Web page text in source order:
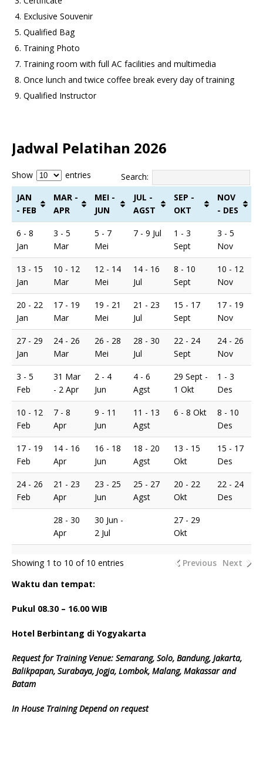
Exclusive Souvenir
Qualified Bag
Training Photo
Training room with full AC facilities and multimedia
Once lunch and twice coffee break every day of training
Qualified Instructor
Jadwal Pelatihan 2026
Show entries
Search:
JAN
- FEB
MAR -
APR
MEI -
JUN
JUL -
AGST
SEP -
OKT
NOV
- DES
6 - 8
Jan
3 - 5
Mar
5 - 7
Mei
7 - 9 Jul
1 - 3
Sept
3 - 5
Nov
13 - 15
Jan
10 - 12
Mar
12 - 14
Mei
14 - 16
Jul
8 - 10
Sept
10 - 12
Nov
20 - 22
Jan
17 - 19
Mar
19 - 21
Mei
21 - 23
Jul
15 - 17
Sept
17 - 19
Nov
27 - 29
Jan
24 - 26
Mar
26 - 28
Mei
28 - 30
Jul
22 - 24
Sept
24 - 26
Nov
3 - 5
Feb
31 Mar
- 2 Apr
2 - 4
Jun
4 - 6
Agst
29 Sept -
1 Okt
1 - 3
Des
10 - 12
Feb
7 - 8
Apr
9 - 11
Jun
11 - 13
Agst
6 - 8 Okt
8 - 10
Des
17 - 19
Feb
14 - 16
Apr
16 - 18
Jun
18 - 20
Agst
13 - 15
Okt
15 - 17
Des
24 - 26
Feb
21 - 23
Apr
23 - 25
Jun
25 - 27
Agst
20 - 22
Okt
22 - 24
Des
28 - 30
Apr
30 Jun -
2 Jul
27 - 29
Okt
Showing 1 to 10 of 10 entries Previous Next
Waktu dan tempat:
Pukul 08.30 – 16.00 WIB
Hotel Berbintang di Yogyakarta
Request for Training Venue: Semarang, Solo, Bandung, Jakarta,
Balikpapan, Surabaya, Jogja, Lombok, Malang, Makassar and
Batam
In House Training Depend on request